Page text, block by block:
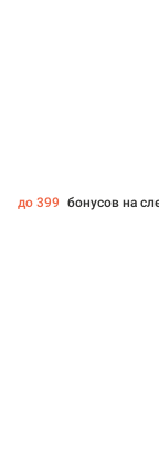
до 399 бонусов на